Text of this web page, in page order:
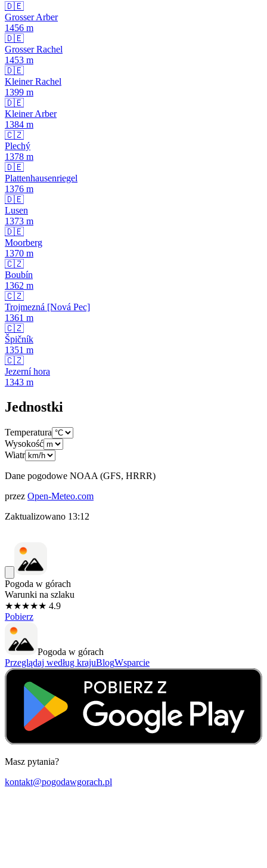
🇩🇪
Grosser Arber
1456 m
🇩🇪
Grosser Rachel
1453 m
🇩🇪
Kleiner Rachel
1399 m
🇩🇪
Kleiner Arber
1384 m
🇨🇿
Plechý
1378 m
🇩🇪
Plattenhausenriegel
1376 m
🇩🇪
Lusen
1373 m
🇩🇪
Moorberg
1370 m
🇨🇿
Boubín
1362 m
🇨🇿
Trojmezná [Nová Pec]
1361 m
🇨🇿
Špičník
1351 m
🇨🇿
Jezerní hora
1343 m
Jednostki
Temperatura
Wysokość
Wiatr
Dane pogodowe NOAA (GFS, HRRR)
przez Open-Meteo.com
Zaktualizowano 13:12
Pogoda w górach
Warunki na szlaku
★★★★★ 4.9
Pobierz
Pogoda w górach
Przeglądaj według krajuBlogWsparcie
Masz pytania?
kontakt@pogodawgorach.pl